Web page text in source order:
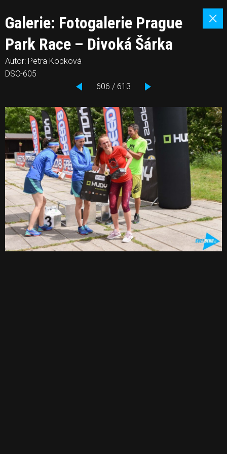
Galerie: Fotogalerie Prague
Park Race – Divoká Šárka
Autor: Petra Kopková
DSC-605
606 / 613